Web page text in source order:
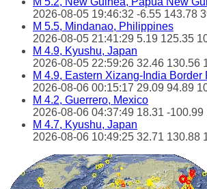
2026-08-05 19:46:32 -6.55 143.78
M 5.5, Mindanao, Philippines
2026-08-05 21:41:29 5.19 125.35
M 4.9, Kyushu, Japan
2026-08-05 22:59:26 32.46 130.56
M 4.9, Eastern Xizang-India Border
2026-08-06 00:15:17 29.09 94.89
M 4.2, Guerrero, Mexico
2026-08-06 04:37:49 18.31 -100.99
M 4.7, Kyushu, Japan
2026-08-06 10:49:25 32.71 130.88